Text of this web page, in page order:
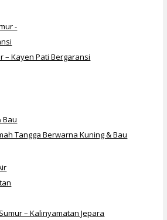
– Kayen Pati Bergaransi
Tangga Berwarna Kuning & Bau
– Kalinyamatan Jepara